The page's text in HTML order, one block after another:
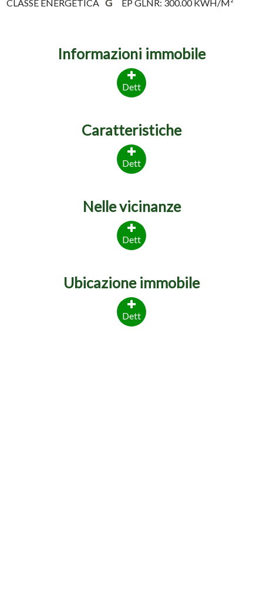
CLASSE ENERGETICA G EP GLNR: 300.00 KWH/M²
Informazioni immobile
Dett
Caratteristiche
Dett
Nelle vicinanze
Dett
Ubicazione immobile
Dett